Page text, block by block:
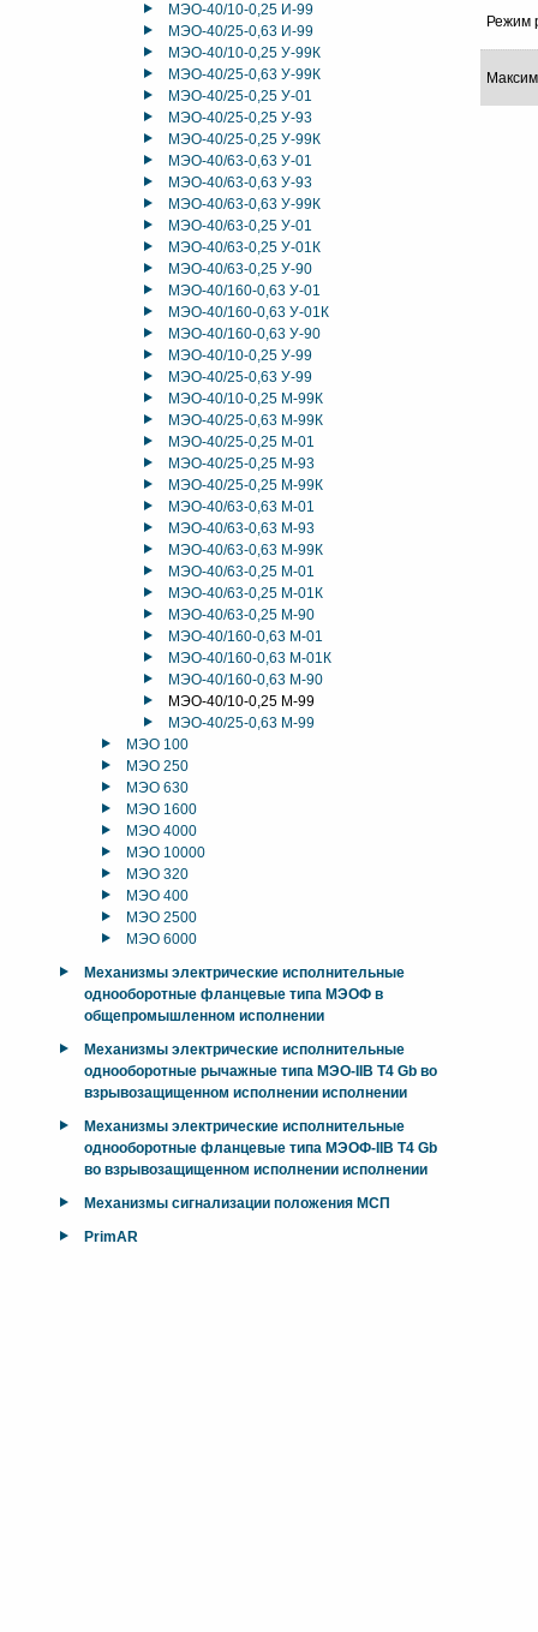
МЭО-40/10-0,25 И-99
МЭО-40/25-0,63 И-99
МЭО-40/10-0,25 У-99К
МЭО-40/25-0,63 У-99К
МЭО-40/25-0,25 У-01
МЭО-40/25-0,25 У-93
МЭО-40/25-0,25 У-99К
МЭО-40/63-0,63 У-01
МЭО-40/63-0,63 У-93
МЭО-40/63-0,63 У-99К
МЭО-40/63-0,25 У-01
МЭО-40/63-0,25 У-01К
МЭО-40/63-0,25 У-90
МЭО-40/160-0,63 У-01
МЭО-40/160-0,63 У-01К
МЭО-40/160-0,63 У-90
МЭО-40/10-0,25 У-99
МЭО-40/25-0,63 У-99
МЭО-40/10-0,25 М-99К
МЭО-40/25-0,63 М-99К
МЭО-40/25-0,25 М-01
МЭО-40/25-0,25 М-93
МЭО-40/25-0,25 М-99К
МЭО-40/63-0,63 М-01
МЭО-40/63-0,63 М-93
МЭО-40/63-0,63 М-99К
МЭО-40/63-0,25 М-01
МЭО-40/63-0,25 М-01К
МЭО-40/63-0,25 М-90
МЭО-40/160-0,63 М-01
МЭО-40/160-0,63 М-01К
МЭО-40/160-0,63 М-90
МЭО-40/10-0,25 М-99
МЭО-40/25-0,63 М-99
МЭО 100
МЭО 250
МЭО 630
МЭО 1600
МЭО 4000
МЭО 10000
МЭО 320
МЭО 400
МЭО 2500
МЭО 6000
Механизмы электрические исполнительные
однооборотные фланцевые типа МЭОФ в
общепромышленном исполнении
Механизмы электрические исполнительные
однооборотные рычажные типа МЭО-IIB T4 Gb во
взрывозащищенном исполнении исполнении
Механизмы электрические исполнительные
однооборотные фланцевые типа МЭОФ-IIB T4 Gb
во взрывозащищенном исполнении исполнении
Механизмы сигнализации положения МСП
PrimAR
Режим